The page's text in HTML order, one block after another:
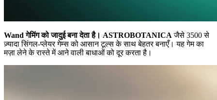
Wand गेमिंग को जादुई बना देता है। ASTROBOTANICA जैसे 3500 से
ज़्यादा सिंगल-प्लेयर गेम्स को आसान टूल्स के साथ बेहतर बनाएँ। यह गेम का
मज़ा लेने के रास्ते में आने वाली बाधाओं को दूर करता है।